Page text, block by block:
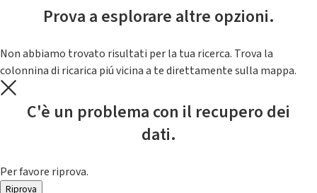
Prova a esplorare altre opzioni.
Non abbiamo trovato risultati per la tua ricerca. Trova la
colonnina di ricarica piú vicina a te direttamente sulla mappa.
C'è un problema con il recupero dei
dati.
Per favore riprova.
Riprova